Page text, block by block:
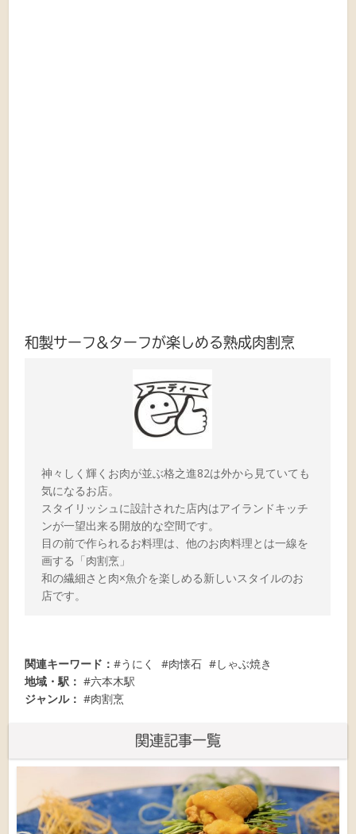
和製サーフ&ターフが楽しめる熟成肉割烹
神々しく輝くお肉が並ぶ格之進82は外から見ていても
気になるお店。
スタイリッシュに設計された店内はアイランドキッチ
ンが一望出来る開放的な空間です。
目の前で作られるお料理は、他のお肉料理とは一線を
画する「肉割烹」
和の繊細さと肉×魚介を楽しめる新しいスタイルのお
店です。
関連キーワード： うにく 肉懐石
しゃぶ焼き
地域・駅：
六本木駅
ジャンル：
肉割烹
関連記事一覧